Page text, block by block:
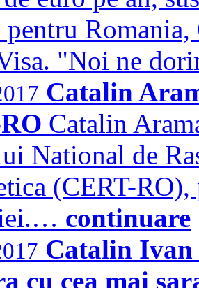
pentru
"Noi ne
Catalin
Catalin
National de
(CERT-
continuare
Catalin
cu cea mai